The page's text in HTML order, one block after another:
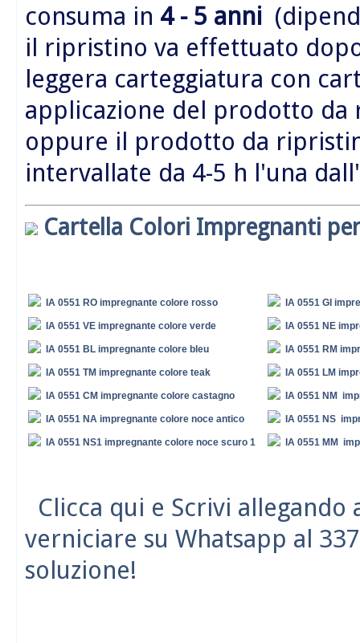
consuma in 4 - 5 anni
il ripristino va effettuato
leggera carteggiatura con
applicazione del prodotto
oppure il prodotto da
intervallate da 4-5 h l'una
Cartella Colori Impregnanti
IA 0551 RO impregnante colore rosso IA 0551 GI
IA 0551 VE impregnante colore verde IA 0551 NE
IA 0551 BL impregnante colore bleu IA 0551 RM
IA 0551 TM impregnante colore teak IA 0551 LM
IA 0551 CM impregnante colore castagno IA 0551 NM
IA 0551 NA impregnante colore noce antico IA 0551 NS
IA 0551 NS1 impregnante colore noce scuro 1 IA 0551 MM
Clicca qui e Scrivi
verniciare su Whatsapp al
soluzione!